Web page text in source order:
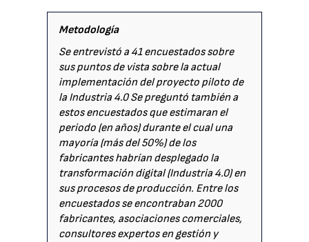
Metodología
Se entrevistó a 41 encuestados sobre
sus puntos de vista sobre la actual
implementación del proyecto piloto de
la Industria 4.0 Se preguntó también a
estos encuestados que estimaran el
periodo (en años) durante el cual una
mayoría (más del 50%) de los
fabricantes habrían desplegado la
transformación digital (Industria 4.0) en
sus procesos de producción. Entre los
encuestados se encontraban 2000
fabricantes, asociaciones comerciales,
consultores expertos en gestión y